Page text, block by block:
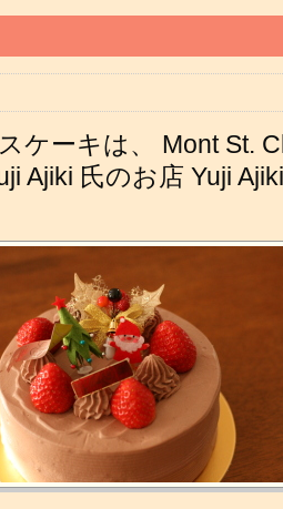
ケーキは、 Mont St.
Ajiki 氏のお店 Yuji